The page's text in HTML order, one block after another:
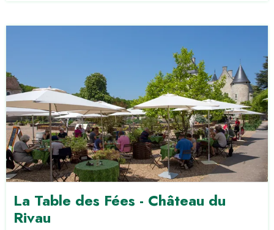
La Table des Fées - Château du
Rivau